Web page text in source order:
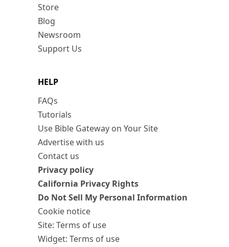
Store
Blog
Newsroom
Support Us
HELP
FAQs
Tutorials
Use Bible Gateway on Your Site
Advertise with us
Contact us
Privacy policy
California Privacy Rights
Do Not Sell My Personal Information
Cookie notice
Site: Terms of use
Widget: Terms of use